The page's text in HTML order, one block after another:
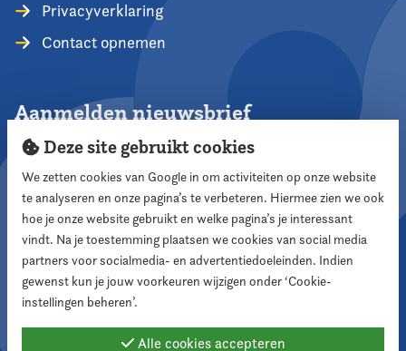
Privacyverklaring
Contact opnemen
Aanmelden nieuwsbrief
Aanmelden
Volg ons
Deze site gebruikt cookies
We zetten cookies van Google in om activiteiten op onze website
te analyseren en onze pagina’s te verbeteren. Hiermee zien we ook
hoe je onze website gebruikt en welke pagina’s je interessant
vindt. Na je toestemming plaatsen we cookies van social media
partners voor socialmedia- en advertentiedoeleinden. Indien
gewenst kun je jouw voorkeuren wijzigen onder ‘Cookie-
instellingen beheren’.
Alle cookies accepteren